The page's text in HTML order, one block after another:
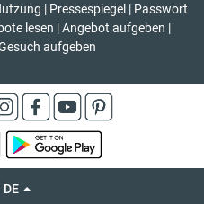
| Pressespiegel | Passwort
lesen | Angebot aufgeben |
aufgeben
DE